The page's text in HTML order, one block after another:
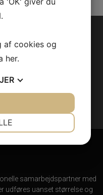
møde
møde og dialog om dit
samarbejdspartner med
udføres uanset størrelse og
af cookies og
her.